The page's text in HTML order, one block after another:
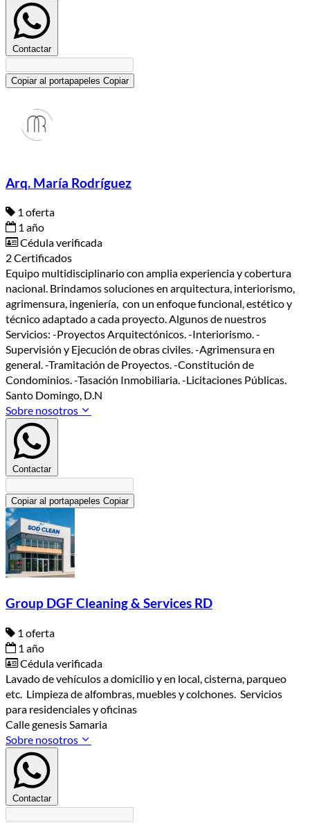
Contactar
Copiar al portapapeles Copiar
Arq. María Rodríguez
1 oferta
1 año
Cédula verificada
2 Certificados
Equipo multidisciplinario con amplia experiencia y cobertura
nacional. Brindamos soluciones en arquitectura, interiorismo,
agrimensura, ingeniería, con un enfoque funcional, estético y
técnico adaptado a cada proyecto. Algunos de nuestros
Servicios: -Proyectos Arquitectónicos. -Interiorismo. -
Supervisión y Ejecución de obras civiles. -Agrimensura en
general. -Tramitación de Proyectos. -Constitución de
Condominios. -Tasación Inmobiliaria. -Licitaciones Públicas.
Santo Domingo, D.N
Sobre nosotros
Contactar
Copiar al portapapeles Copiar
Group DGF Cleaning & Services RD
1 oferta
1 año
Cédula verificada
Lavado de vehículos a domicilio y en local, cisterna, parqueo
etc. Limpieza de alfombras, muebles y colchones. Servicios
para residenciales y oficinas
Calle genesis Samaria
Sobre nosotros
Contactar